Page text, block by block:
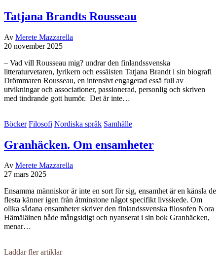
Tatjana Brandts Rousseau
Av Merete Mazzarella
20 november 2025
– Vad vill Rousseau mig? undrar den finlandssvenska
litteraturvetaren, lyrikern och essäisten Tatjana Brandt i sin biografi
Drömmaren Rousseau, en intensivt engagerad essä full av
utvikningar och associationer, passionerad, personlig och skriven
med tindrande gott humör. Det är inte…
Böcker Filosofi Nordiska språk Samhälle
Granhäcken. Om ensamheter
Av Merete Mazzarella
27 mars 2025
Ensamma människor är inte en sort för sig, ensamhet är en känsla de
flesta känner igen från åtminstone något specifikt livsskede. Om
olika sådana ensamheter skriver den finlandssvenska filosofen Nora
Hämäläinen både mångsidigt och nyanserat i sin bok Granhäcken,
menar…
Laddar fler artiklar